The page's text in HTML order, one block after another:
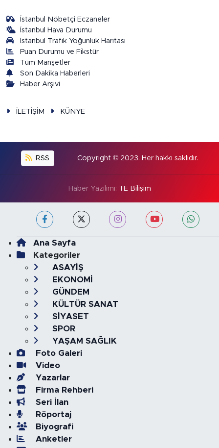
İstanbul Nöbetçi Eczaneler
İstanbul Hava Durumu
İstanbul Trafik Yoğunluk Haritası
Puan Durumu ve Fikstür
Tüm Manşetler
Son Dakika Haberleri
Haber Arşivi
İLETİŞİM KÜNYE
RSS Copyright © 2023. Her hakkı saklıdır.
Haber Yazılımı: TE Bilişim
Ana Sayfa
Kategoriler
ASAYİŞ
EKONOMİ
GÜNDEM
KÜLTÜR SANAT
SİYASET
SPOR
YAŞAM SAĞLIK
Foto Galeri
Video
Yazarlar
Firma Rehberi
Seri İlan
Röportaj
Biyografi
Anketler